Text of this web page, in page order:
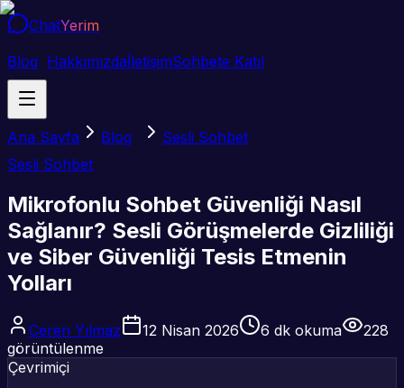
ChatYerim
Blog HakkımızdaİletişimSohbete Katıl
Ana Sayfa Blog
Sesli Sohbet
Sesli Sohbet
Mikrofonlu Sohbet Güvenliği Nasıl
Sağlanır? Sesli Görüşmelerde Gizliliği
ve Siber Güvenliği Tesis Etmenin
Yolları
Ceren Yılmaz 12 Nisan 2026 6 dk okuma
228
görüntülenme
Çevrimiçi